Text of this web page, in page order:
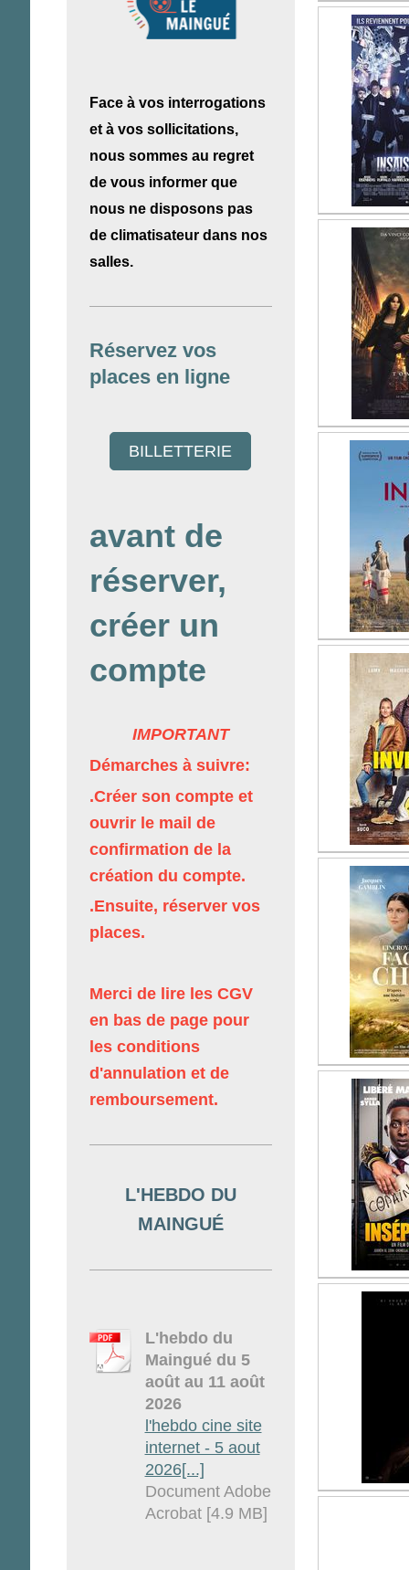
Face à vos interrogations
et à vos sollicitations,
nous sommes au regret
de vous informer que
nous ne disposons pas
de climatisateur dans nos
salles.
Réservez vos
places en ligne
BILLETTERIE
avant de
réserver,
créer un
compte
IMPORTANT
Démarches à suivre:
.Créer son compte et
ouvrir le mail de
confirmation de la
création du compte.
.Ensuite, réserver vos
places.
Merci de lire les CGV
en bas de page pour
les conditions
d'annulation et de
remboursement.
L'HEBDO DU
MAINGUÉ
L'hebdo du
Maingué du 5
août au 11 août
2026
l'hebdo cine site
internet - 5 aout
2026[...]
Document Adobe
Acrobat [4.9 MB]